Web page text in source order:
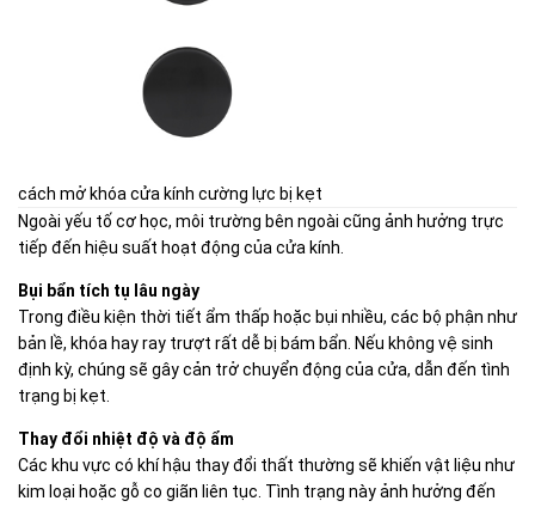
cách mở khóa cửa kính cường lực bị kẹt
Ngoài yếu tố cơ học, môi trường bên ngoài cũng ảnh hưởng trực
tiếp đến hiệu suất hoạt động của cửa kính.
Bụi bẩn tích tụ lâu ngày
Trong điều kiện thời tiết ẩm thấp hoặc bụi nhiều, các bộ phận như
bản lề, khóa hay ray trượt rất dễ bị bám bẩn. Nếu không vệ sinh
định kỳ, chúng sẽ gây cản trở chuyển động của cửa, dẫn đến tình
trạng bị kẹt.
Thay đổi nhiệt độ và độ ẩm
Các khu vực có khí hậu thay đổi thất thường sẽ khiến vật liệu như
kim loại hoặc gỗ co giãn liên tục. Tình trạng này ảnh hưởng đến